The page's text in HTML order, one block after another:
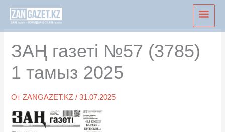
Перейти
содержимому
ЗАҢ газеті №57 (3785)
1 тамыз 2025
ОтZANGAZET.KZ/31.07.2025